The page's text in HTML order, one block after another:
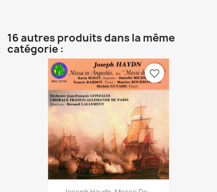
16 autres produits dans la même
catégorie :
favorite_border